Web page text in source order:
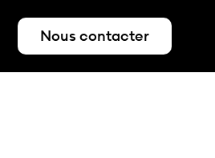
Nous contacter